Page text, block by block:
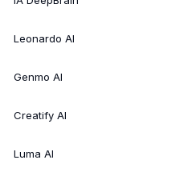
Leonardo AI
Genmo AI
Creatify AI
Luma AI